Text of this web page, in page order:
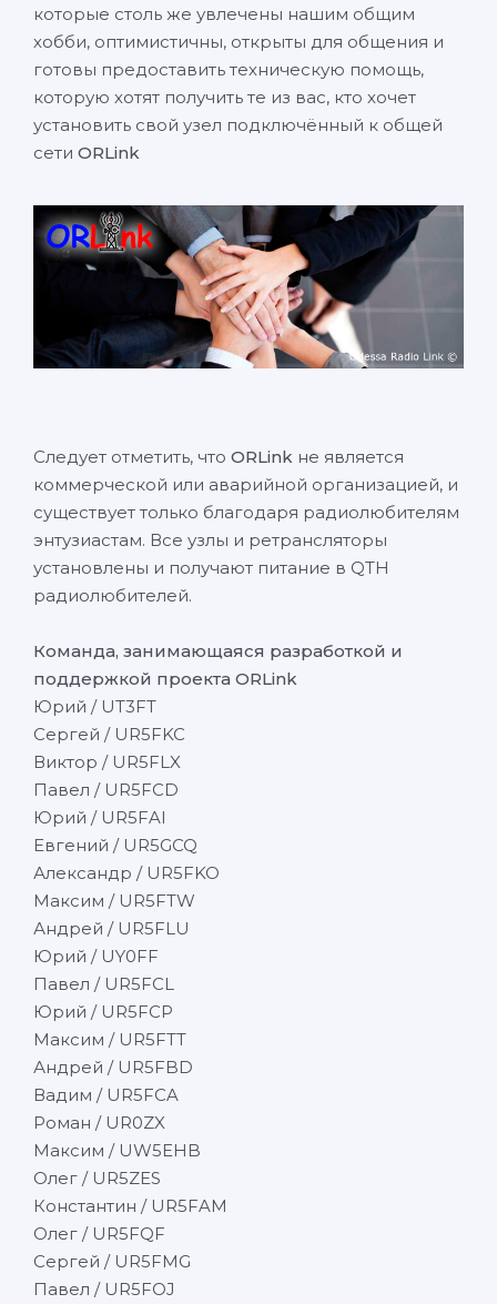
которые столь же увлечены нашим общим
хобби, оптимистичны, открыты для общения и
готовы предоставить техническую помощь,
которую хотят получить те из вас, кто хочет
установить свой узел подключённый к общей
сети ORLink
Следует отметить, что ORLink не является
коммерческой или аварийной организацией, и
существует только благодаря радиолюбителям
энтузиастам. Все узлы и ретрансляторы
установлены и получают питание в QTH
радиолюбителей.
Команда, занимающаяся разработкой и
поддержкой проекта ORLink
Юрий / UT3FT
Сергей / UR5FKC
Виктор / UR5FLX
Павел / UR5FCD
Юрий / UR5FAI
Евгений / UR5GCQ
Александр / UR5FKO
Максим / UR5FTW
Андрей / UR5FLU
Юрий / UY0FF
Павел / UR5FCL
Юрий / UR5FCP
Максим / UR5FTT
Андрей / UR5FBD
Вадим / UR5FCA
Роман / UR0ZX
Максим / UW5EHB
Олег / UR5ZES
Константин / UR5FAM
Олег / UR5FQF
Сергей / UR5FMG
Павел / UR5FOJ